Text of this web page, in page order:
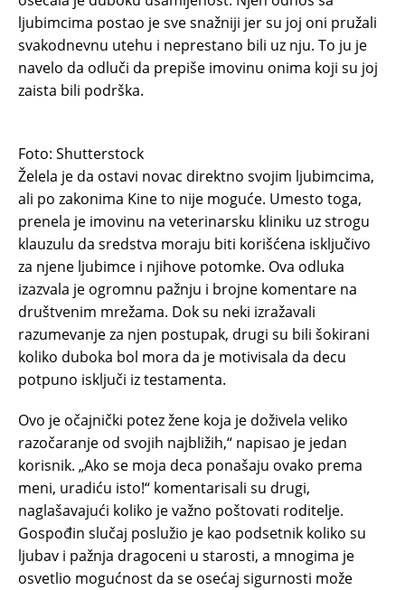
ljubimcima postao je sve snažniji jer su joj oni pružali
svakodnevnu utehu i neprestano bili uz nju. To ju je
navelo da odluči da prepiše imovinu onima koji su joj
zaista bili podrška.
Foto: Shutterstock
Želela je da ostavi novac direktno svojim ljubimcima,
ali po zakonima Kine to nije moguće. Umesto toga,
prenela je imovinu na veterinarsku kliniku uz strogu
klauzulu da sredstva moraju biti korišćena isključivo
za njene ljubimce i njihove potomke. Ova odluka
izazvala je ogromnu pažnju i brojne komentare na
društvenim mrežama. Dok su neki izražavali
razumevanje za njen postupak, drugi su bili šokirani
koliko duboka bol mora da je motivisala da decu
potpuno isključi iz testamenta.
Ovo je očajnički potez žene koja je doživela veliko
razočaranje od svojih najbližih,“ napisao je jedan
korisnik. „Ako se moja deca ponašaju ovako prema
meni, uradiću isto!“ komentarisali su drugi,
naglašavajući koliko je važno poštovati roditelje.
Gospođin slučaj poslužio je kao podsetnik koliko su
ljubav i pažnja dragoceni u starosti, a mnogima je
osvetlio mogućnost da se osećaj sigurnosti može